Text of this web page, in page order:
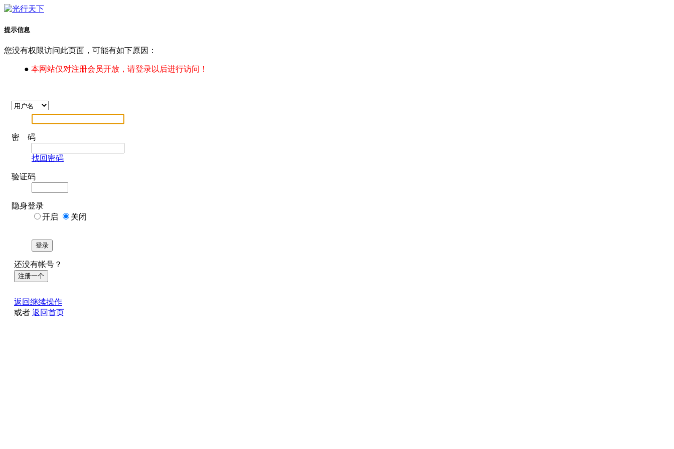
提示信息
您没有权限访问此页面，可能有如下原因：
● 本网站仅对注册会员开放，请登录以后进行访问！
密 码
找回密码
验证码
隐身登录
开启
关闭
登录
还没有帐号？
注册一个
返回继续操作
或者 返回首页